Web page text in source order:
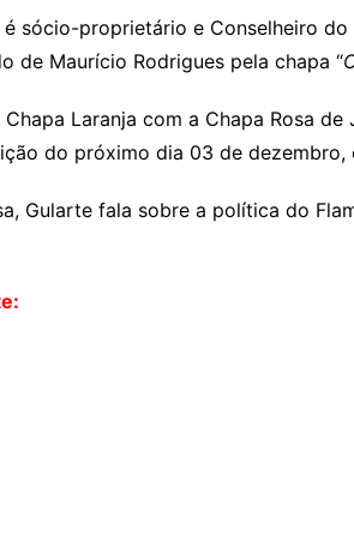
sócio-proprietário e Conselheiro
de Maurício Rodrigues pela chapa “
Laranja com a Chapa Rosa
do próximo dia 03 de
Gularte fala sobre a política do